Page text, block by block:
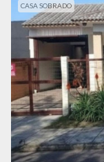
CASA SOBRADO